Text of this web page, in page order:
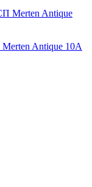
Antique 10А